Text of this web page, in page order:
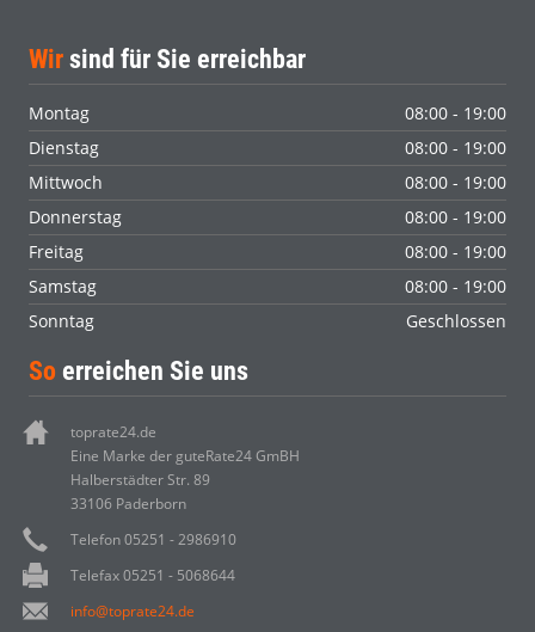
Wir sind für Sie erreichbar
Montag
08:00 - 19:00
Dienstag
08:00 - 19:00
Mittwoch
08:00 - 19:00
Donnerstag
08:00 - 19:00
Freitag
08:00 - 19:00
Samstag
08:00 - 19:00
Sonntag
Geschlossen
So erreichen Sie uns
toprate24.de
Eine Marke der guteRate24 GmBH
Halberstädter Str. 89
33106 Paderborn
Telefon 05251 - 2986910
Telefax 05251 - 5068644
info@toprate24.de